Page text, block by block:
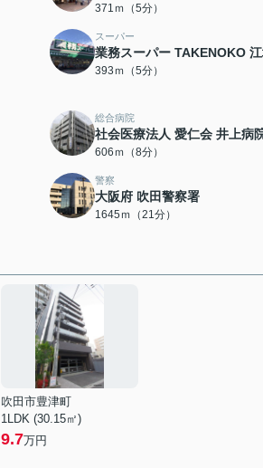
371ｍ（5分）
スーパー
業務スーパー TAKENOKO
393ｍ（5分）
総合病院
社会医療法人 愛仁会 井上病
606ｍ（8分）
警察
大阪府 吹田警察署
1645ｍ（21分）
吹田市豊津町
1LDK (30.15㎡)
9.7万円